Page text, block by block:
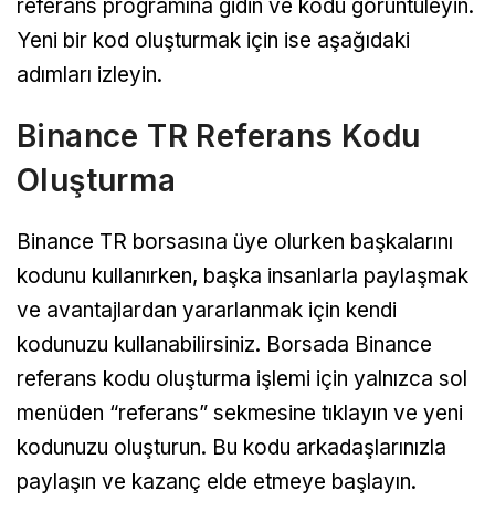
referans programına gidin ve kodu görüntüleyin.
Yeni bir kod oluşturmak için ise aşağıdaki
adımları izleyin.
Binance TR Referans Kodu
Oluşturma
Binance TR borsasına üye olurken başkalarını
kodunu kullanırken, başka insanlarla paylaşmak
ve avantajlardan yararlanmak için kendi
kodunuzu kullanabilirsiniz. Borsada Binance
referans kodu oluşturma işlemi için yalnızca sol
menüden “referans” sekmesine tıklayın ve yeni
kodunuzu oluşturun. Bu kodu arkadaşlarınızla
paylaşın ve kazanç elde etmeye başlayın.